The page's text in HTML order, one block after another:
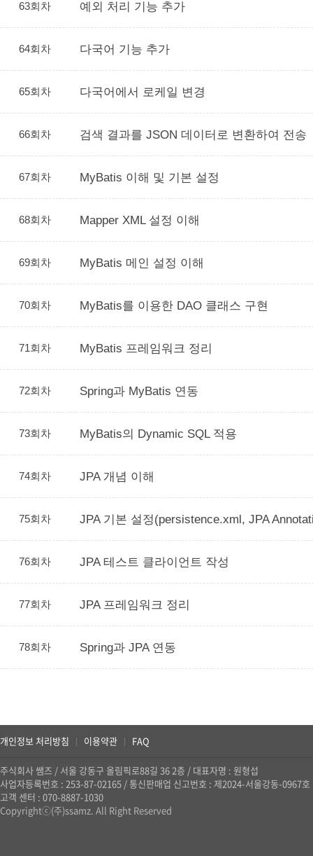
63회차 예외 처리 기능 추가
64회차 다국어 기능 추가
65회차 다국어에서 로케일 변경
66회차 검색 결과를 JSON 데이터로 변환하여 전송
67회차 MyBatis 이해 및 기본 설정
68회차 Mapper XML 설정 이해
69회차 MyBatis 메인 설정 이해
70회차 MyBatis를 이용한 DAO 클래스 구현
71회차 MyBatis 프레임워크 정리
72회차 Spring과 MyBatis 연동
73회차 MyBatis의 Dynamic SQL 적용
74회차 JPA 개념 이해
75회차 JPA 기본 설정(persistence.xml, JPA
76회차 JPA 테스트 클라이언트 작성
77회차 JPA 프레임워크 정리
78회차 Spring과 JPA 연동
주식회사 쌤즈 / 서울 강동구 올림픽로88길 36 2층 / 대표자명 : 원형섭
사업자등록번호 : 253-87-02165 /통신판매업 신고번호 : 제2024-서울강동-0967호
고객 센터 : 070-8887-1030
Copyrightⓒ(주)ssamz. All Right Reserved
개인정보 처리방침 | 이용약관 | FAQ